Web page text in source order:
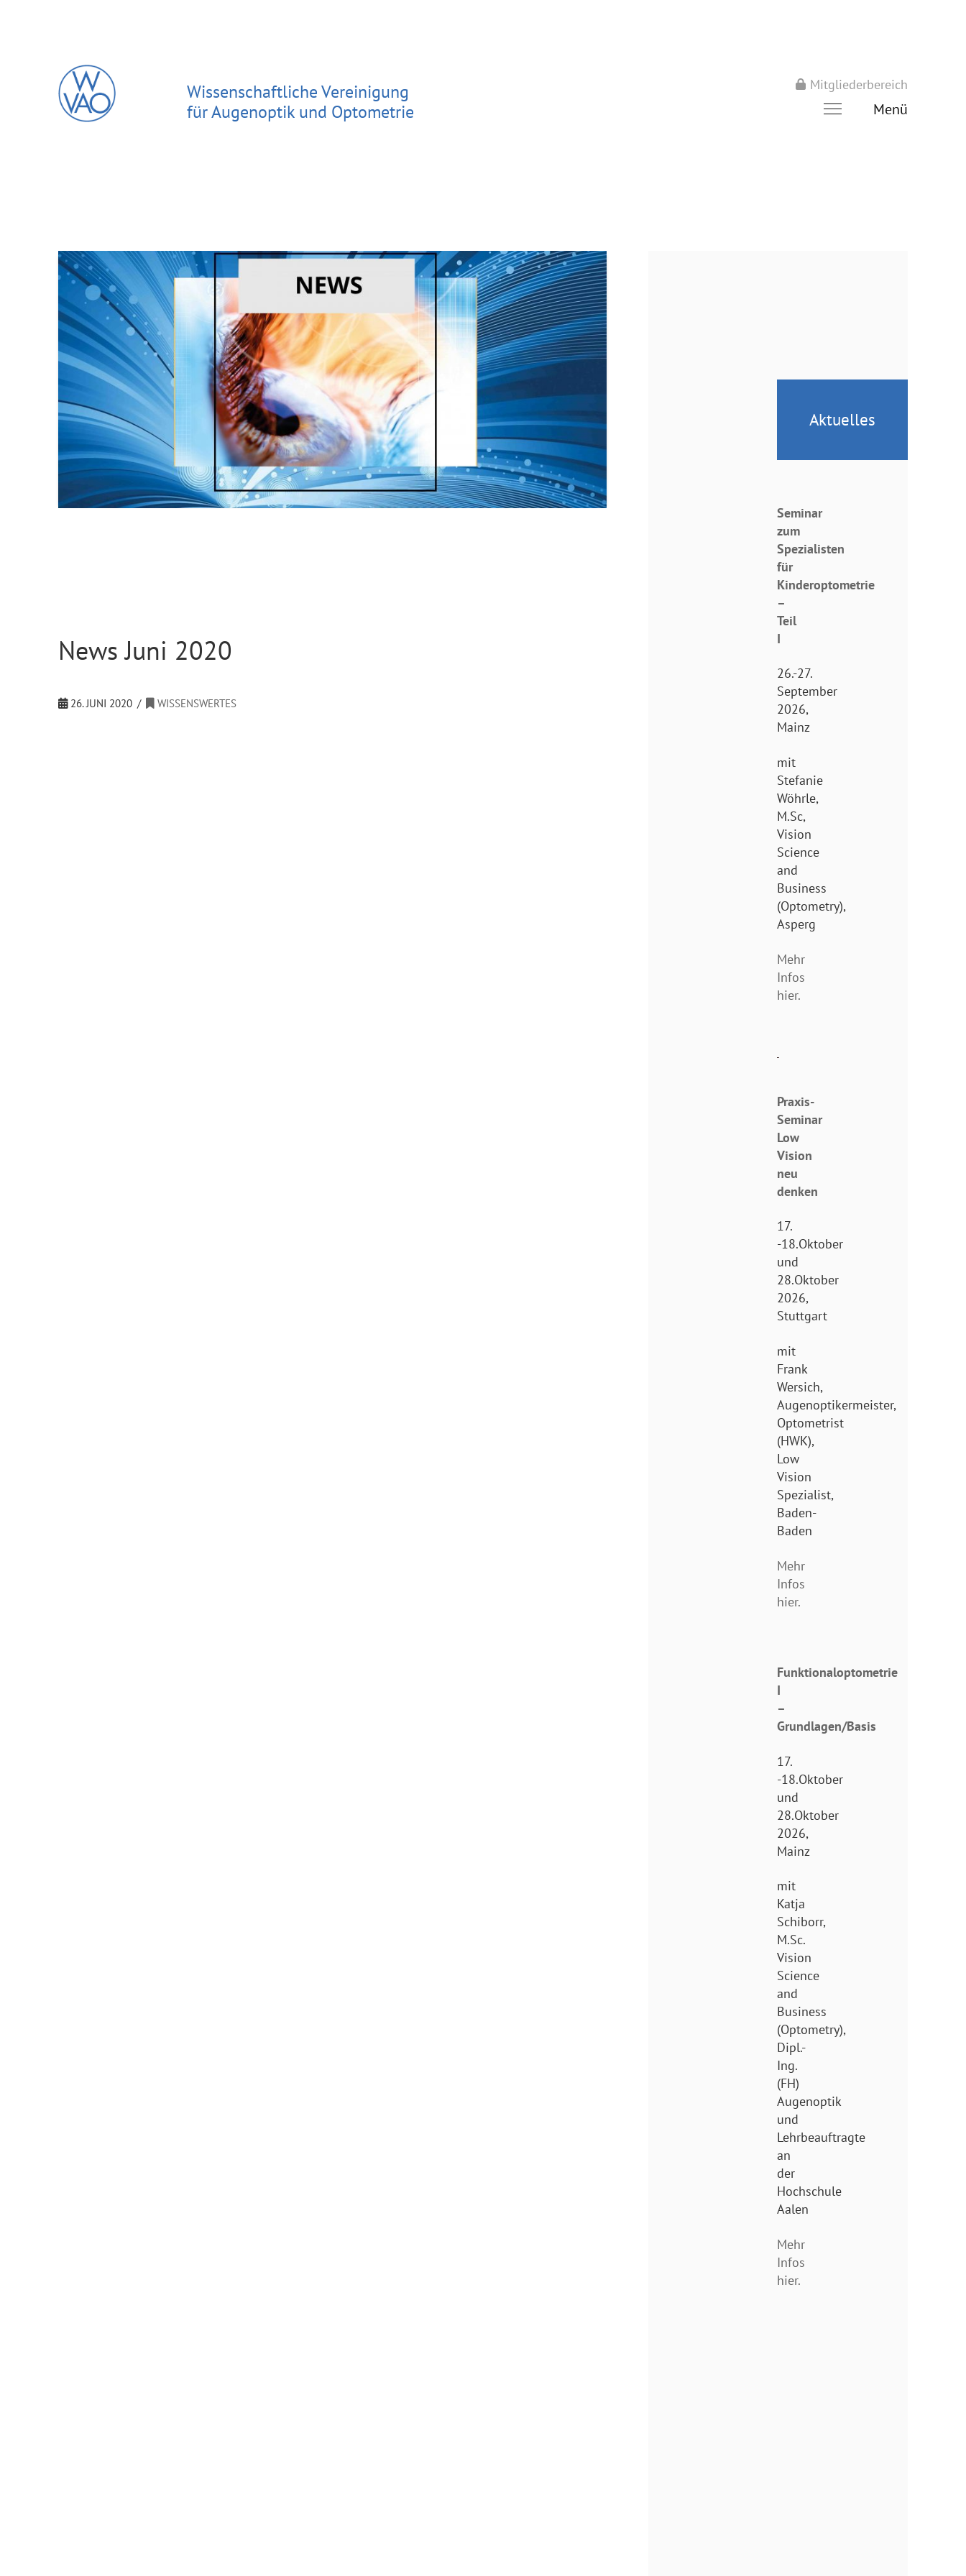
Wissenschaftliche Vereinigung
für Augenoptik und Optometrie
Mitgliederbereich
Menü
News Juni 2020
26. JUNI 2020 WISSENSWERTES
Aktuelles
Seminar
zum
Spezialisten
für
Kinderoptometrie
–
Teil
I
26.-27.
September
2026,
Mainz
mit
Stefanie
Wöhrle,
M.Sc,
Vision
Science
and
Business
(Optometry),
Asperg
Mehr
Infos
hier.
Praxis-
Seminar
Low
Vision
neu
denken
17.
-18.Oktober
und
28.Oktober
2026,
Stuttgart
mit
Frank
Wersich,
Augenoptikermeister,
Optometrist
(HWK),
Low
Vision
Spezialist,
Baden-
Baden
Mehr
Infos
hier.
Funktionaloptometrie
I
–
Grundlagen/Basis
17.
-18.Oktober
und
28.Oktober
2026,
Mainz
mit
Katja
Schiborr,
M.Sc.
Vision
Science
and
Business
(Optometry),
Dipl.-
Ing.
(FH)
Augenoptik
und
Lehrbeauftragte
an
der
Hochschule
Aalen
Mehr
Infos
hier.